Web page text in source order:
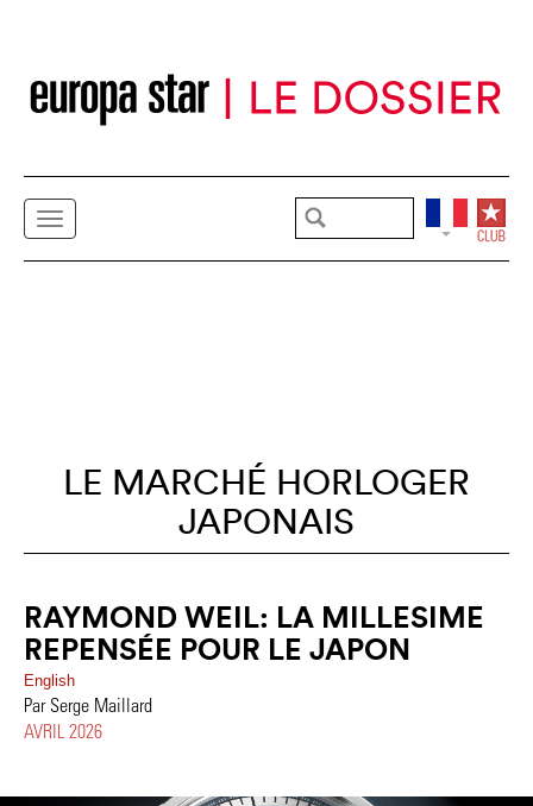
LE MARCHÉ HORLOGER
JAPONAIS
RAYMOND WEIL: LA MILLESIME
REPENSÉE POUR LE JAPON
English
Par Serge Maillard
AVRIL 2026